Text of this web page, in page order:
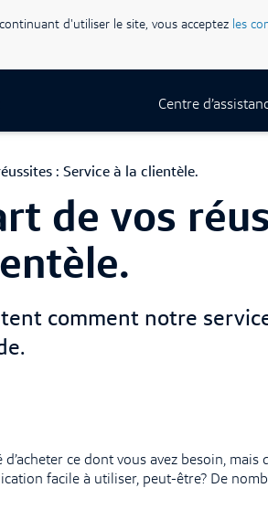
d'utiliser le site, vous acceptez les
Centre
: Service à la clientèle.
de vos
comment notre
ce dont vous avez besoin, mais
facile à utiliser, peut-être? De